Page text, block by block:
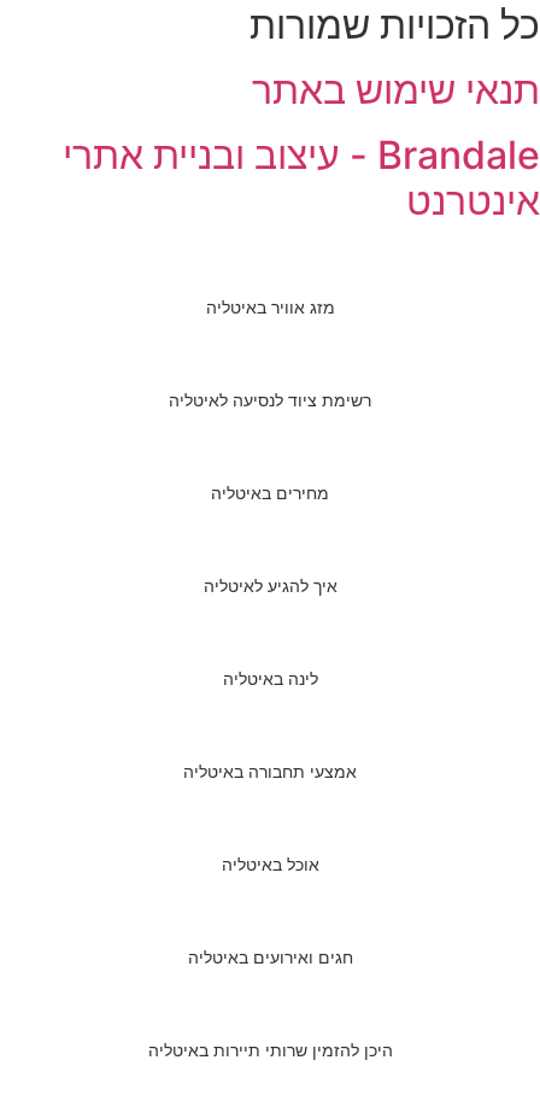
כל הזכויות שמורות
תנאי שימוש באתר
Brandale - עיצוב ובניית אתרי
אינטרנט
מזג אוויר באיטליה
רשימת ציוד לנסיעה לאיטליה
מחירים באיטליה
איך להגיע לאיטליה
לינה באיטליה
אמצעי תחבורה באיטליה
אוכל באיטליה
חגים ואירועים באיטליה
היכן להזמין שרותי תיירות באיטליה